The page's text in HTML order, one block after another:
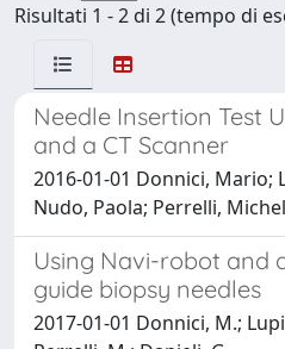
Risultati 1 - 2 di 2 (tempo di
Needle Insertion Test
and a CT Scanner
2016-01-01 Donnici, Mario;
Nudo, Paola; Perrelli,
Using Navi-robot and
guide biopsy needles
2017-01-01 Donnici, M.;